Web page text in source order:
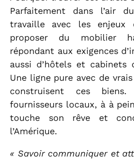
Parfaitement dans l’air
travaille avec les enjeux
proposer du mobilier
répondant aux exigences
aussi d’hôtels et cabinets
Une ligne pure avec de
construisent ces biens.
fournisseurs locaux, à à
touche son rêve et
l’Amérique.
« Savoir communiquer et